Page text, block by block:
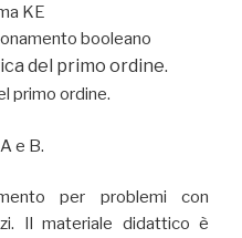
KE
booleano
del primo ordine.
primo ordine.
e B.
per problemi con
Il materiale didattico è